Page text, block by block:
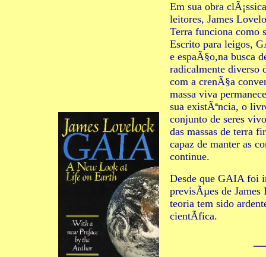
Em sua obra
leitores, James
Terra funciona como
Escrito para leigos,
e espaÃ§o,na busca
radicalmente diverso
com a crenÃ§a
massa viva
sua existÃªncia, o
conjunto de seres
das massas de terra
capaz de manter as
continue.
Desde que GAIA foi
previsÃµes de James
teoria tem sido
cientÃ­fica.